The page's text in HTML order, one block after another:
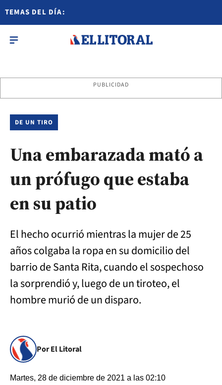
TEMAS DEL DÍA:
PUBLICIDAD
DE UN TIRO
Una embarazada mató a
un prófugo que estaba
en su patio
El hecho ocurrió mientras la mujer de 25
años colgaba la ropa en su domicilio del
barrio de Santa Rita, cuando el sospechoso
la sorprendió y, luego de un tiroteo, el
hombre murió de un disparo.
Por El Litoral
Martes, 28 de diciembre de 2021 a las 02:10